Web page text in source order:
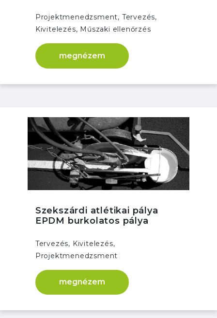
Projektmenedzsment, Tervezés,
Kivitelezés, Műszaki ellenőrzés
megnézem
Szekszárdi atlétikai pálya
EPDM burkolatos pálya
Tervezés, Kivitelezés,
Projektmenedzsment
megnézem